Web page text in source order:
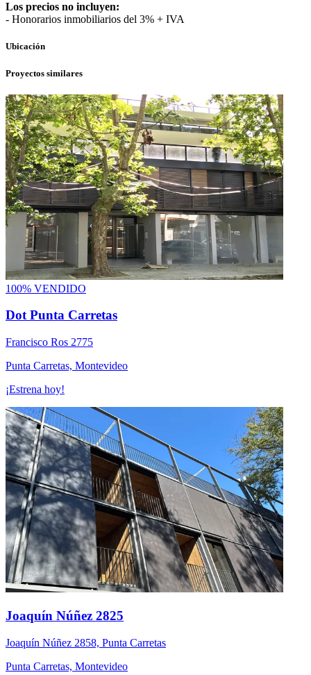
Los precios no incluyen:
- Honorarios inmobiliarios del 3% + IVA
Ubicación
Proyectos similares
100% VENDIDO
Dot Punta Carretas
Francisco Ros 2775
Punta Carretas, Montevideo
¡Estrena hoy!
Joaquín Núñez 2825
Joaquín Núñez 2858, Punta Carretas
Punta Carretas, Montevideo